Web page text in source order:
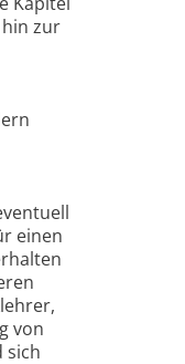
zur
einen
von
sich